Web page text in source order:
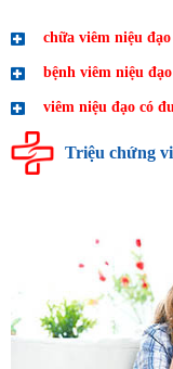
chữa viêm niệu
bệnh viêm niệu
viêm niệu đạo có
Triệu chứng